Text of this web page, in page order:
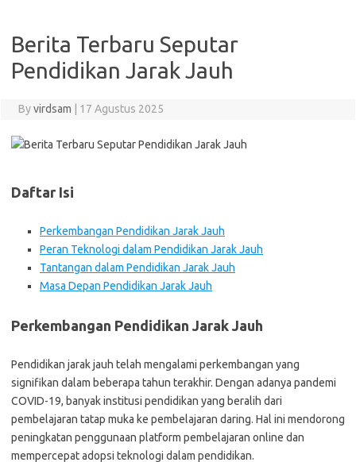
Berita Terbaru Seputar
Pendidikan Jarak Jauh
Byvirdsam 17 Agustus 2025
Daftar Isi
Perkembangan Pendidikan Jarak Jauh
Peran Teknologi dalam Pendidikan Jarak Jauh
Tantangan dalam Pendidikan Jarak Jauh
Masa Depan Pendidikan Jarak Jauh
Perkembangan Pendidikan Jarak Jauh
Pendidikan jarak jauh telah mengalami perkembangan yang
signifikan dalam beberapa tahun terakhir. Dengan adanya pandemi
COVID-19, banyak institusi pendidikan yang beralih dari
pembelajaran tatap muka ke pembelajaran daring. Hal ini mendorong
peningkatan penggunaan platform pembelajaran online dan
mempercepat adopsi teknologi dalam pendidikan.